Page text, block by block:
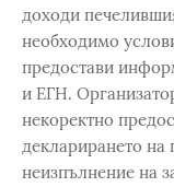
доходи
необходимо
предостави
и ЕГН.
некоректно
декларирането на
неизпълнение на